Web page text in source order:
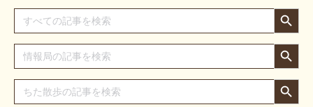
Search
for:
Search Button
Search
for:
Search Button
Search
for:
Search Button